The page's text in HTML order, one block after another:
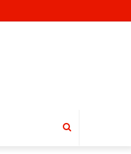
Procurar